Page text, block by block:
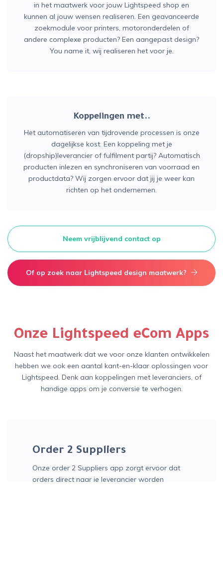
in het maatwerk voor jouw Lightspeed shop en
kunnen al jouw wensen realiseren. Een geavanceerde
zoekmodule voor printers, motoronderdelen of
andere complexe producten? Een aangepast design?
You name it, wij realiseren het voor je.
Koppelingen met..
Het automatiseren van tijdrovende processen is onze
dagelijkse kost. Een koppeling met je
(dropship)leverancier of fulfilment partij? Automatisch
producten inlezen en synchroniseren van voorraad en
productdata? Wij zorgen ervoor dat jij je weer kan
richten op het ondernemen.
Neem vrijblijvend contact op
Of op zoek naar Lightspeed design maatwerk?
Onze Lightspeed eCom Apps
Naast het maatwerk dat we voor onze klanten ontwikkelen
hebben we ook een aantal kant-en-klaar oplossingen voor
Lightspeed. Denk aan koppelingen met leveranciers, of
handige apps om je conversie te verhogen.
Order 2 Suppliers
Onze order 2 Suppliers app zorgt ervoor dat
orders direct naar je leverancier worden